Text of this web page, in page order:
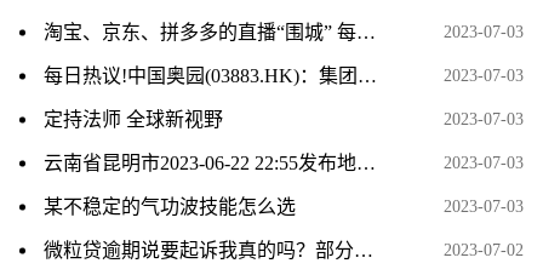
淘宝、京东、拼多多的直播“围城” 每日报道 2023-07-03
每日热议!中国奥园(03883.HK)：集团的逾九成房地产项目按计划及进度进行 2023-07-03
定持法师 全球新视野 2023-07-03
云南省昆明市2023-06-22 22:55发布地质灾害橙色预警 2023-07-03
某不稳定的气功波技能怎么选 2023-07-03
微粒贷逾期说要起诉我真的吗？部分还款有效果吗？_焦点播报 2023-07-02